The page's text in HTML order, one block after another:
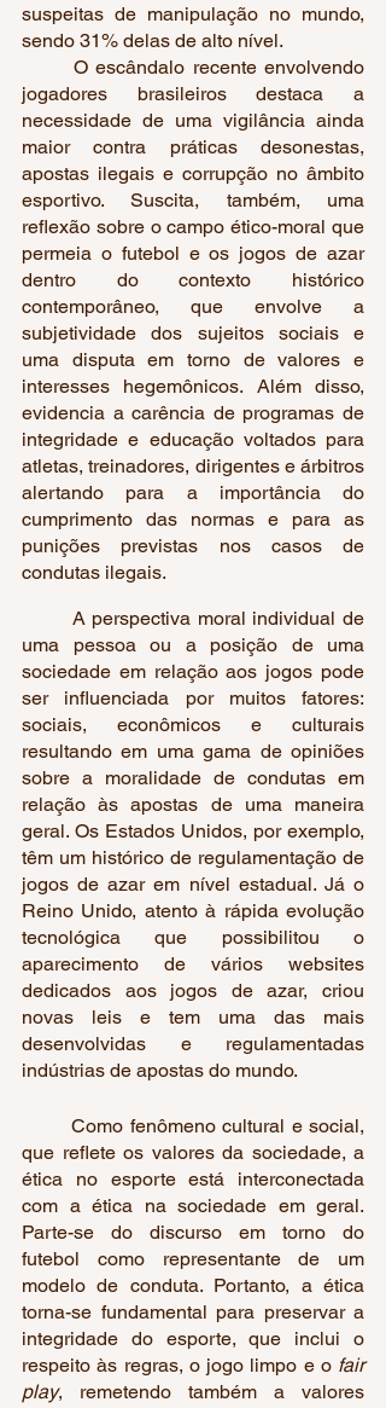
suspeitas de manipulação no mundo,
sendo 31% delas de alto nível.
jogadores brasileiros destaca a
necessidade de uma vigilância ainda
maior contra práticas desonestas,
apostas ilegais e corrupção no âmbito
esportivo. Suscita, também, uma
reflexão sobre o campo ético-moral que
permeia o futebol e os jogos de azar
dentro do contexto histórico
contemporâneo, que envolve a
subjetividade dos sujeitos sociais e
uma disputa em torno de valores e
interesses hegemônicos. Além disso,
evidencia a carência de programas de
integridade e educação voltados para
atletas, treinadores, dirigentes e árbitros
alertando para a importância do
cumprimento das normas e para as
punições previstas nos casos de
condutas ilegais.
uma pessoa ou a posição de uma
sociedade em relação aos jogos pode
ser influenciada por muitos fatores:
sociais, econômicos e culturais
resultando em uma gama de opiniões
sobre a moralidade de condutas em
relação às apostas de uma maneira
geral. Os Estados Unidos, por exemplo,
têm um histórico de regulamentação de
jogos de azar em nível estadual. Já o
Reino Unido, atento à rápida evolução
tecnológica que possibilitou o
aparecimento de vários websites
dedicados aos jogos de azar, criou
novas leis e tem uma das mais
desenvolvidas e regulamentadas
indústrias de apostas do mundo.
	Como fenômeno cultural e social,
que reflete os valores da sociedade, a
ética no esporte está interconectada
com a ética na sociedade em geral.
Parte-se do discurso em torno do
futebol como representante de um
modelo de conduta. Portanto, a ética
torna-se fundamental para preservar a
integridade do esporte, que inclui o
respeito às regras, o jogo limpo e o fair
play, remetendo também a valores